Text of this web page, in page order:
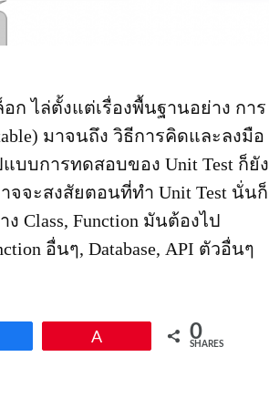
ก ไล่ตั้งแต่เรื่องพื้นฐานอย่าง การ
มาจนถึง วิธีการคิดและลงมือ
แบบการทดสอบของ Unit Test ก็ยัง
จะสงสัยตอนที่ทำ Unit Test นั่นก็
Class, Function มันต้องไป
อื่นๆ, Database, API ตัวอื่นๆ
0
SHARES